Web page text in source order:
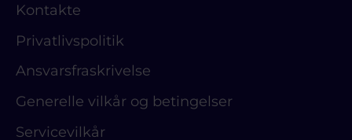
Kontakte
Privatlivspolitik
Ansvarsfraskrivelse
Generelle vilkår og betingelser
Servicevilkår